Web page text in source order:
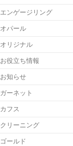
エンゲージリング
オパール
オリジナル
お役立ち情報
お知らせ
ガーネット
カフス
クリーニング
ゴールド